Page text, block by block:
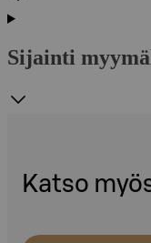
Sijainti
Katso